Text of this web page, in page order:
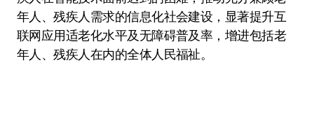
年人、残疾人需求的信息化社会建设，显著提升互
联网应用适老化水平及无障碍普及率，增进包括老
年人、残疾人在内的全体人民福祉。